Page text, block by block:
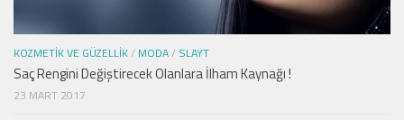
KOZMETIK VE GÜZELLIK/ MODA/ SLAYT
Saç Rengini Değiştirecek Olanlara İlham Kaynağı !
23 MART 2017